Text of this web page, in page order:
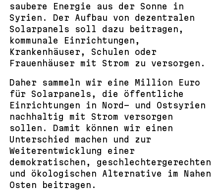
saubere Energie aus der Sonne in
Syrien. Der Aufbau von dezentralen
Solarpanels soll dazu beitragen,
kommunale Einrichtungen,
Krankenhäuser, Schulen oder
Frauenhäuser mit Strom zu versorgen.
Daher sammeln wir eine Million Euro
für Solarpanels, die öffentliche
Einrichtungen in Nord- und Ostsyrien
nachhaltig mit Strom versorgen
sollen. Damit können wir einen
Unterschied machen und zur
Weiterentwicklung einer
demokratischen, geschlechtergerechten
und ökologischen Alternative im Nahen
Osten beitragen.